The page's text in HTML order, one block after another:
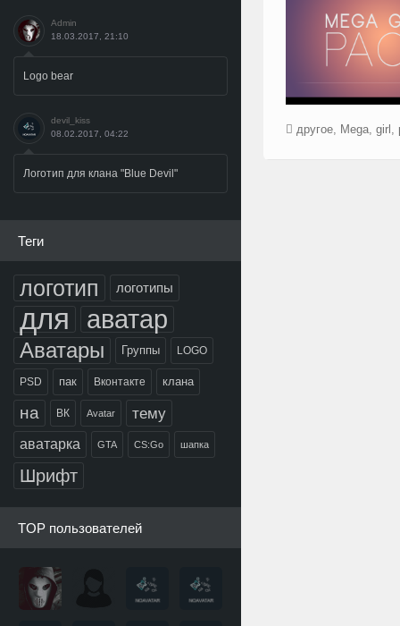
Admin
18.03.2017, 21:10
Logo bear
devil_kiss
08.02.2017, 04:22
Логотип для клана "Blue Devil"
Теги
логотип логотипы
для аватар
Аватары Группы LOGO
PSD пак Вконтакте клана
на ВК Avatar тему
аватарка GTA CS:Go шапка
Шрифт
TOP пользователей
другое, Mega, girl ,